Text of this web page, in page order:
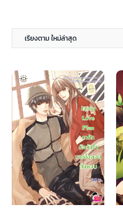
เรียงตาม ใหม่ล่าสุด